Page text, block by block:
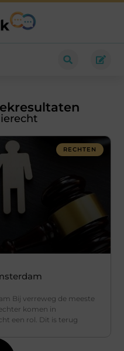
RECHTEN
Bij verreweg de meeste
komen in
een rol. Dit is terug